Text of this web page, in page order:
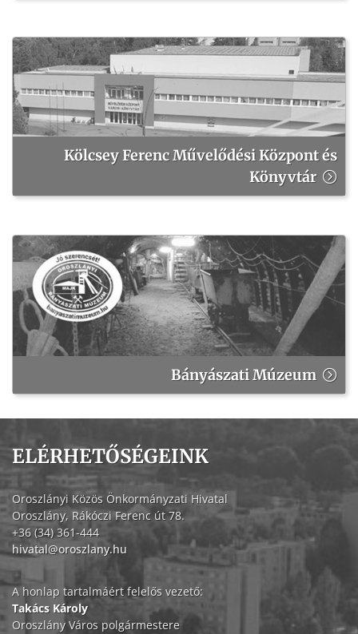
Kölcsey Ferenc Művelődési Központ és
Könyvtár
Bányászati Múzeum
ELÉRHETŐSÉGEINK
Oroszlányi Közös Önkormányzati Hivatal
Oroszlány, Rákóczi Ferenc út 78.
+36 (34) 361-444
hivatal@oroszlany.hu
A honlap tartalmáért felelős vezető:
Takács Károly
Oroszlány Város polgármestere